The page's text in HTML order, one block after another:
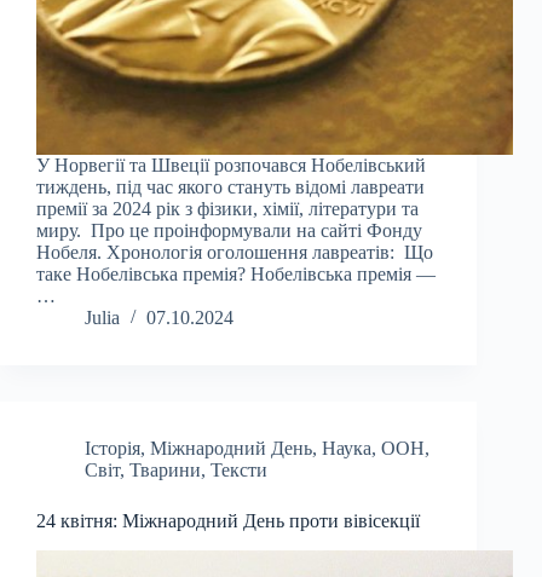
У Норвегії та Швеції розпочався Нобелівський
тиждень, під час якого стануть відомі лавреати
премії за 2024 рік з фізики, хімії, літератури та
миру. Про це проінформували на сайті Фонду
Нобеля. Хронологія оголошення лавреатів: Що
таке Нобелівська премія? Нобелівська премія —
…
Julia
07.10.2024
Історія, Міжнародний День, Наука, ООН,
Світ, Тварини, Тексти
24 квітня: Міжнародний День проти вівісекції